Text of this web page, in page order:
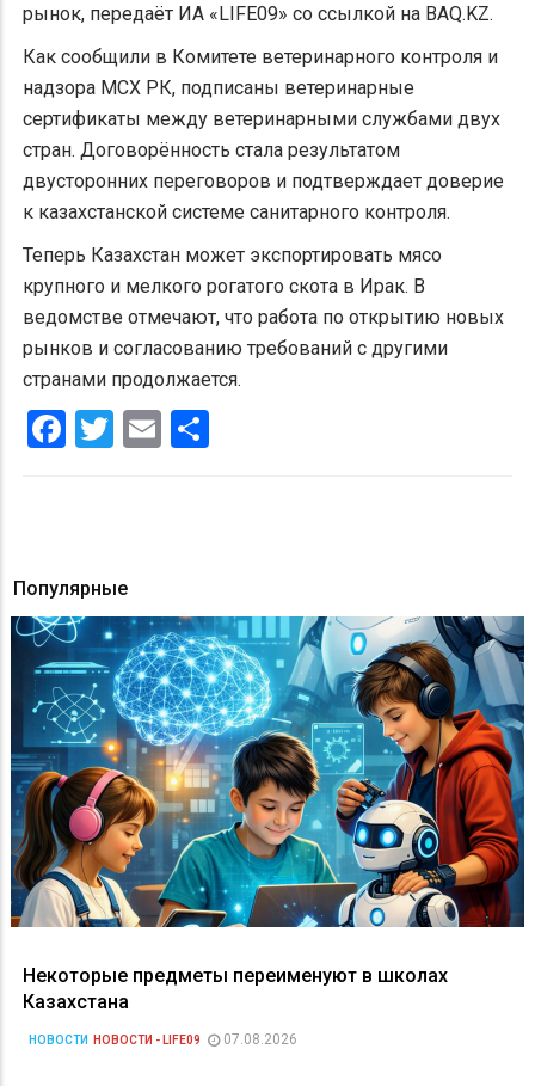
рынок, передаёт ИА «LIFE09» со ссылкой на BAQ.KZ.
Как сообщили в Комитете ветеринарного контроля и
надзора МСХ РК, подписаны ветеринарные
сертификаты между ветеринарными службами двух
стран. Договорённость стала результатом
двусторонних переговоров и подтверждает доверие
к казахстанской системе санитарного контроля.
Теперь Казахстан может экспортировать мясо
крупного и мелкого рогатого скота в Ирак. В
ведомстве отмечают, что работа по открытию новых
рынков и согласованию требований с другими
странами продолжается.
Facebook
Twitter
Email
Популярные
Некоторые предметы переименуют в школах
Казахстана
НОВОСТИ НОВОСТИ - LIFE09 07.08.2026